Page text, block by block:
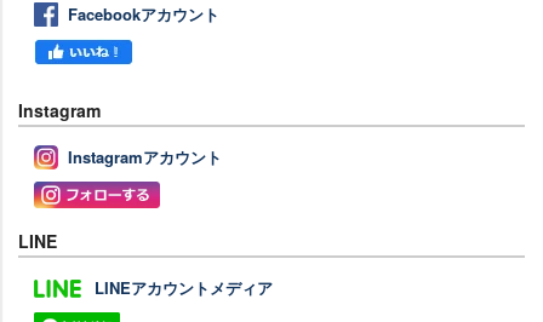
Facebookアカウント
Instagram
Instagramアカウント
LINE
LINEアカウントメディア